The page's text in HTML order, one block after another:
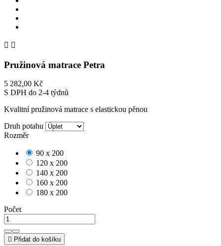
 
Pružinová matrace Petra
5 282,00 Kč
S DPH do 2-4 týdnů
Kvalitní pružinová matrace s elastickou pěnou
Druh potahu
Rozměr
90 x 200
120 x 200
140 x 200
160 x 200
180 x 200
Počet
 Přidat do košíku